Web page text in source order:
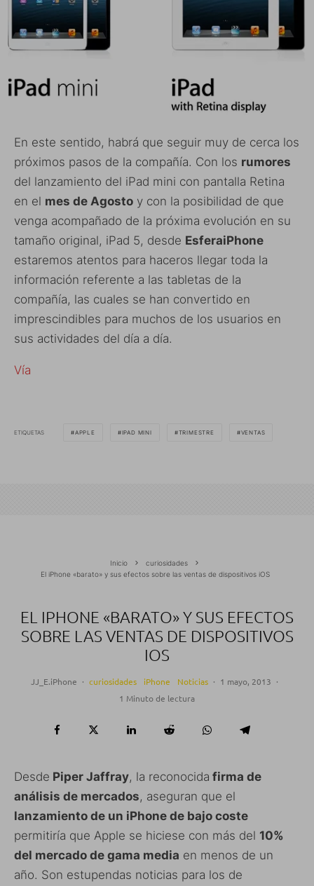
En este sentido, habrá que seguir muy de cerca los
próximos pasos de la compañía. Con los rumores
del lanzamiento del iPad mini con pantalla Retina
en el mes de Agosto y con la posibilidad de que
venga acompañado de la próxima evolución en su
tamaño original, iPad 5, desde EsferaiPhone
estaremos atentos para haceros llegar toda la
información referente a las tabletas de la
compañía, las cuales se han convertido en
imprescindibles para muchos de los usuarios en
sus actividades del día a día.
Vía
ETIQUETAS APPLE IPAD MINI TRIMESTRE VENTAS
Inicio
curiosidades
El iPhone «barato» y sus efectos sobre las ventas de dispositivos iOS
EL IPHONE «BARATO» Y SUS EFECTOS
SOBRE LAS VENTAS DE DISPOSITIVOS
IOS
JJ_E.iPhone · curiosidades iPhone Noticias · 1 mayo, 2013 ·
1 Minuto de lectura
Desde Piper Jaffray, la reconocida firma de
análisis de mercados, aseguran que el
lanzamiento de un iPhone de bajo coste
permitiría que Apple se hiciese con más del 10%
del mercado de gama media en menos de un
año. Son estupendas noticias para los de